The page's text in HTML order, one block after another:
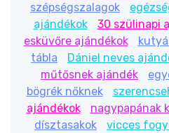
szépségszalagok
ajándékok
30 szülinapi
esküvőre ajándékok
tábla
Dániel neves
műtősnek ajándék
bögrék nőknek
ajándékok
nagypapának
dísztasakok
vicces